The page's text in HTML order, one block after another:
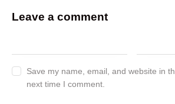
Leave a comment
Save my name, email, and website in
next time I comment.